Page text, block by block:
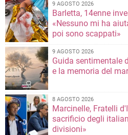
9 AGOSTO 2026
Barletta, 14enne
«Nessuno mi ha aiutata, mi hanno
poi sono scappati»
9 AGOSTO 2026
Guida sentimentale
e la memoria del
8 AGOSTO 2026
Marcinelle, Fratelli
sacrificio degli
divisioni»